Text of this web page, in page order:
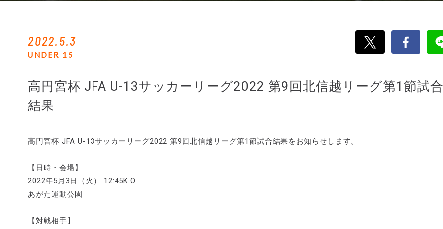
2022.5.3
UNDER 15
高円宮杯 JFA U-13サッカーリーグ2022 第9回北信越リーグ第1節試合
結果
高円宮杯 JFA U-13サッカーリーグ2022 第9回北信越リーグ第1節試合結果をお知らせします。
【日時・会場】
2022年5月3日（火） 12:45K.O
あがた運動公園
【対戦相手】